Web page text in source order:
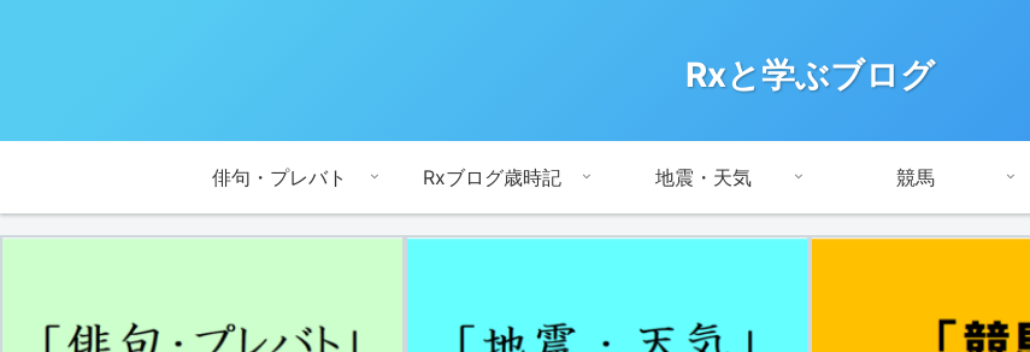
Rxと学ぶブログ
俳句・プレバト Rxブログ歳時記 地震・天気 競馬